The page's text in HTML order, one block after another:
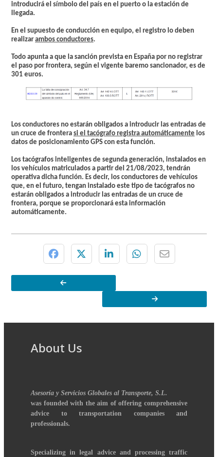
introducirá el símbolo del país en el puerto o la estación de
llegada.
En el supuesto de conducción en equipo, el registro lo deben
realizar ambos conductores.
Todo apunta a que la sanción prevista en España por no registrar
el paso por frontera, según el vigente baremo sancionador, es de
301 euros.
Los conductores no estarán obligados a introducir las entradas de
un cruce de frontera si el tacógrafo registra automáticamente los
datos de posicionamiento GPS con esta función.
Los tacógrafos inteligentes de segunda generación, instalados en
los vehículos matriculados a partir del 21/08/2023, tendrán
operativa dicha función. Es decir, los conductores de vehículos
que, en el futuro, tengan instalado este tipo de tacógrafos no
estarán obligados a introducir las entradas de un cruce de
frontera, porque se proporcionará esta información
automáticamente.
About Us
Asesoría y Servicios Globales al Transporte, S.L.
was founded with the aim of offering comprehensive
advice to transportation companies and
professionals.
Specializing in legal advice and processing traffic